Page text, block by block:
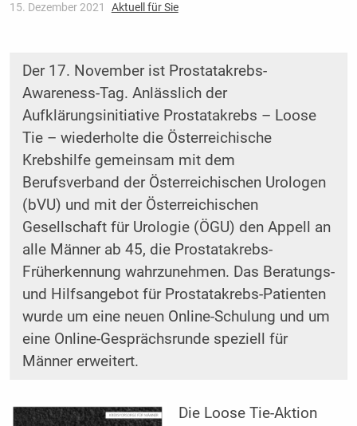
15. Dezember 2021 Aktuell für Sie
Der 17. November ist Prostatakrebs-
Awareness-Tag. Anlässlich der
Aufklärungsinitiative Prostatakrebs – Loose
Tie – wiederholte die Österreichische
Krebshilfe gemeinsam mit dem
Berufsverband der Österreichischen Urologen
(bVU) und mit der Österreichischen
Gesellschaft für Urologie (ÖGU) den Appell an
alle Männer ab 45, die Prostatakrebs-
Früherkennung wahrzunehmen. Das Beratungs-
und Hilfsangebot für Prostatakrebs-Patienten
wurde um eine neuen Online-Schulung und um
eine Online-Gesprächsrunde speziell für
Männer erweitert.
Die Loose Tie-Aktion